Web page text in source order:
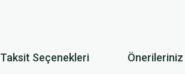
Taksit Seçenekleri Önerileriniz